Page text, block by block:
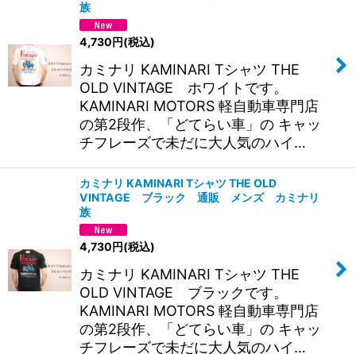
族
4,730円(税込)
カミナリ KAMINARI Tシャツ THE
OLD VINTAGE ホワイトです。
KAMINARI MOTORS 軽自動車専門店
の第2段作、「どてらい車」の キャッ
チフレーズで未だに大人気のハイ…
カミナリ KAMINARI Tシャツ THE OLD
VINTAGE ブラック 通販 メンズ カミナリ
族
4,730円(税込)
カミナリ KAMINARI Tシャツ THE
OLD VINTAGE ブラックです。
KAMINARI MOTORS 軽自動車専門店
の第2段作、「どてらい車」の キャッ
チフレーズで未だに大人気のハイ…